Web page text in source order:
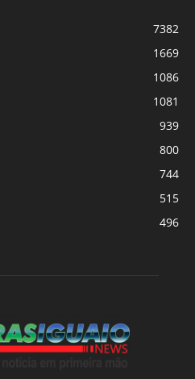
7382
1669
1086
1081
939
800
744
515
496